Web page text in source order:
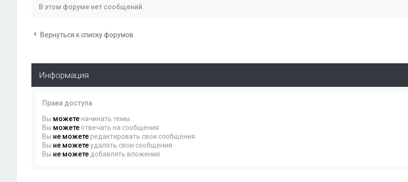
В этом форуме нет сообщений.
Вернуться к списку форумов
Информация
Права доступа
Вы можетеначинать темы
Вы можетеотвечать на сообщения
Вы не можетередактировать свои сообщения
Вы не можетеудалять свои сообщения
Вы не можетедобавлять вложения